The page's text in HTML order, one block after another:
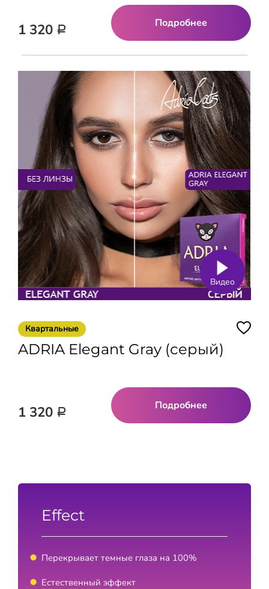
1 320 Р
Подробнее
Видео
Квартальные
ADRIA Elegant Gray (серый)
1 320 Р
Подробнее
Effect
Перекрывает темные глаза на 100%
Естественный эффект